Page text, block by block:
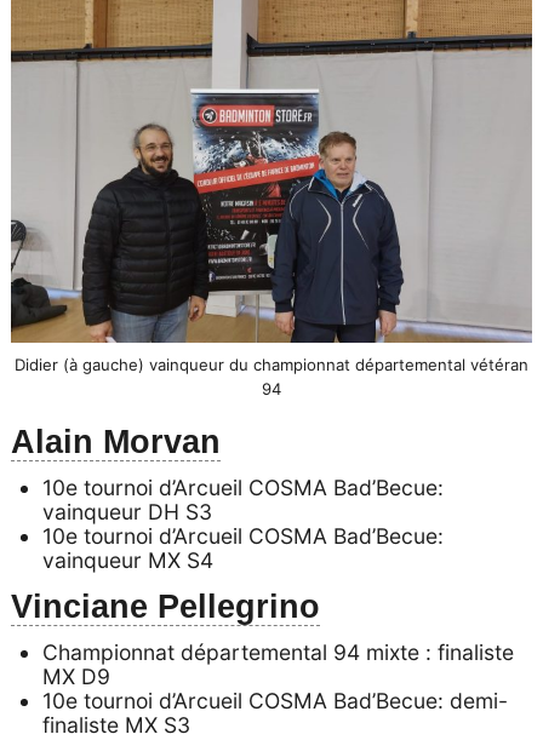
Didier (à gauche) vainqueur du championnat départemental vétéran
94
Alain Morvan
10e tournoi d’Arcueil COSMA Bad’Becue:
vainqueur DH S3
10e tournoi d’Arcueil COSMA Bad’Becue:
vainqueur MX S4
Vinciane Pellegrino
Championnat départemental 94 mixte : finaliste
MX D9
10e tournoi d’Arcueil COSMA Bad’Becue: demi-
finaliste MX S3